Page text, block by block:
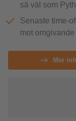
sä väl som
Senaste time-
mot
Mer